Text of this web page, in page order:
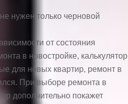
нужен только черновой
от состояния
в новостройке, калькулятор
для новых квартир, ремонт в
При выборе ремонта в
дополнительно покажет